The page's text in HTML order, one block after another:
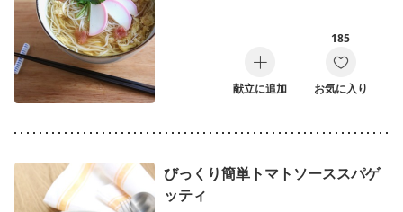
献立に追加
185
お気に入り
びっくり簡単トマトソーススパゲ
ッティ